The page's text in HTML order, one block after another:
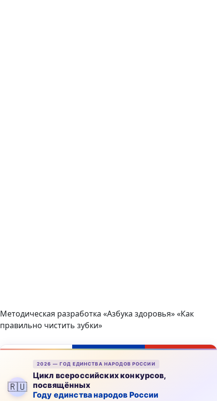
Методическая разработка «Азбука здоровья» «Как
правильно чистить зубки»
🇷🇺
2026 — ГОД ЕДИНСТВА НАРОДОВ РОССИИ
Цикл всероссийских конкурсов,
посвящённых
Году единства народов России